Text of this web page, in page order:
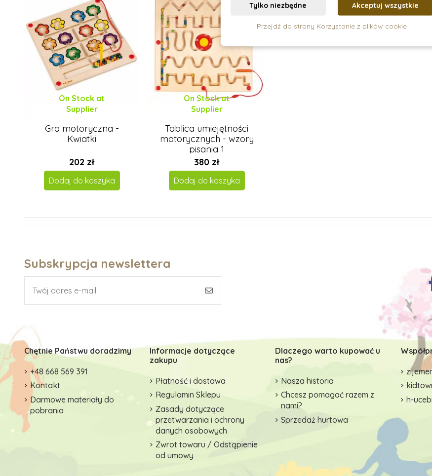
On Stock at
Supplier
Gra motoryczna -
Kwiatki
202 zł
Dodaj do koszyka
On Stock at
Supplier
Tablica umiejętności
motorycznych - wzory
pisania 1
380 zł
Dodaj do koszyka
Subskrypcja newslettera
Chętnie Państwu doradzimy
+48 668 569 391
Kontakt
Darmowe materiały do
pobrania
Informacje dotyczące
zakupu
Płatność i dostawa
Regulamin Sklepu
Zasady dotyczące
przetwarzania i ochrony
danych osobowych
Zwrot towaru / Odstąpienie
od umowy
Dlaczego warto kupować u
nas?
Nasza historia
Chcesz pomagać razem z
nami?
Sprzedaż hurtowa
h-
Tylko niezbędne Akceptuj wszystkie
Przejdź do strony Korzystanie z plików cookie